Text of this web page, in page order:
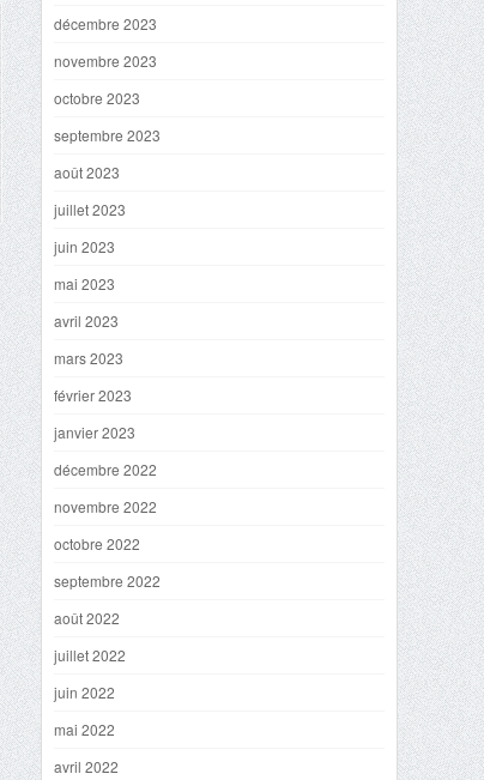
décembre 2023
novembre 2023
octobre 2023
septembre 2023
août 2023
juillet 2023
juin 2023
mai 2023
avril 2023
mars 2023
février 2023
janvier 2023
décembre 2022
novembre 2022
octobre 2022
septembre 2022
août 2022
juillet 2022
juin 2022
mai 2022
avril 2022